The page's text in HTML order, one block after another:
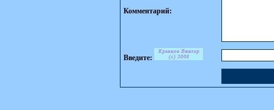
Комментарий:
Введите: